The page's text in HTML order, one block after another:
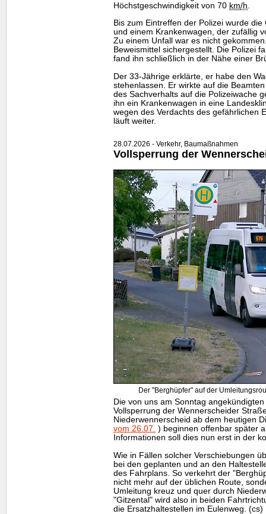
Höchstgeschwindigkeit von 70 km/h
Bis zum Eintreffen der Polizei wurde
und einem Krankenwagen, der zufällig
Zu einem Unfall war es nicht
Beweismittel sichergestellt. Die Polizei
fand ihn schließlich in der Nähe einer
Der 33-Jährige erklärte, er habe den
stehenlassen. Er wirkte auf die
des Sachverhalts auf die Polizeiwache
ihn ein Krankenwagen in eine
wegen des Verdachts des gefährlichen
läuft weiter.
28.07.2026 - Verkehr, Baumaßnahmen
Vollsperrung der
Der "Berghüpfer" auf der
Die von uns am Sonntag
Vollsperrung der Wennerscheider
Niederwennerscheid ab dem heutigen
vom 26.07. ) beginnen offenbar später
Informationen soll dies nun erst in der
Wie in Fällen solcher Verschiebungen
bei den geplanten und an den
des Fahrplans. So verkehrt der
nicht mehr auf der üblichen Route,
Umleitung kreuz und quer durch
"Gitzental" wird also in beiden
die Ersatzhaltestellen im Eulenweg. (cs)